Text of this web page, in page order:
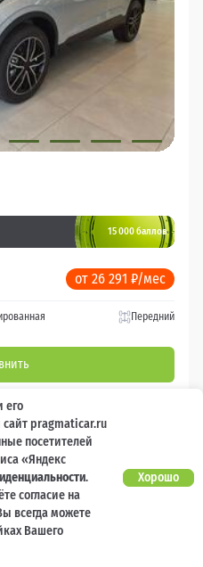
15 000 баллов
от 26 291 ₽/мес
Передний
за минуту
его
сайт pragmaticar.ru
посетителей
«Яндекс
.
согласие на
всегда можете
Вашего
Хорошо